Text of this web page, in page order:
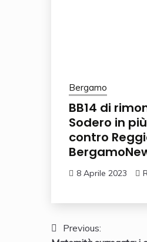
Bergamo
BB14 di
Sodero in
contro
8 Aprile 2023
Navigazione
Previous: